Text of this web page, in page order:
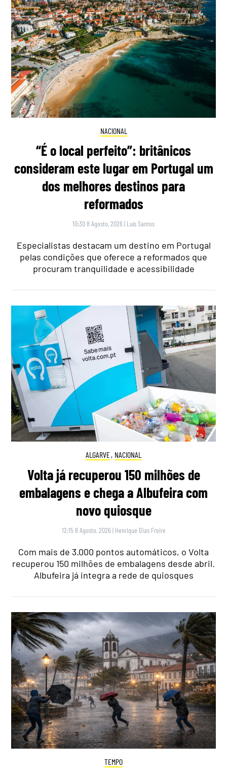
NACIONAL
“É o local perfeito”: britânicos
consideram este lugar em Portugal um
dos melhores destinos para
reformados
10:30 8 Agosto, 2026 | Luís Santos
Especialistas destacam um destino em Portugal
pelas condições que oferece a reformados que
procuram tranquilidade e acessibilidade
ALGARVE, NACIONAL
Volta já recuperou 150 milhões de
embalagens e chega a Albufeira com
novo quiosque
12:15 8 Agosto, 2026 | Henrique Dias Freire
Com mais de 3.000 pontos automáticos, o Volta
recuperou 150 milhões de embalagens desde abril.
Albufeira já integra a rede de quiosques
TEMPO